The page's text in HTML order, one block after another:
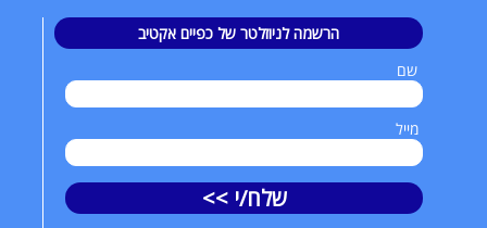
הרשמה לניוזלטר של כפיים אקטיב
שם
מייל
שלח/י >>